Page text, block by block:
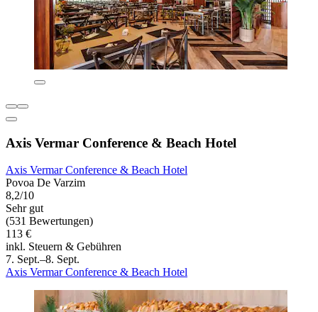
Axis Vermar Conference & Beach Hotel
Axis Vermar Conference & Beach Hotel
Povoa De Varzim
8,2/10
Sehr gut
(531 Bewertungen)
113 €
inkl. Steuern & Gebühren
7. Sept.–8. Sept.
Axis Vermar Conference & Beach Hotel